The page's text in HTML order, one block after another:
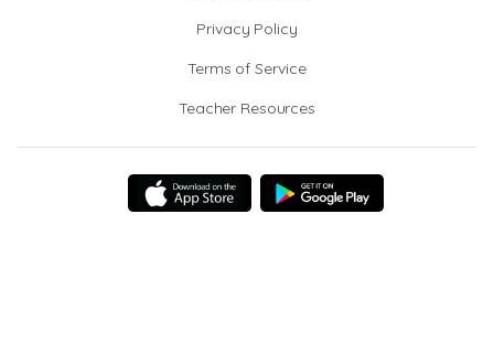
Privacy Policy
Terms of Service
Teacher Resources